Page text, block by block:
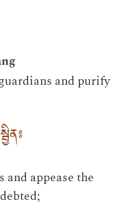
and purify
appease the